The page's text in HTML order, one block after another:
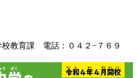
教育課 電話：０４２−７６９